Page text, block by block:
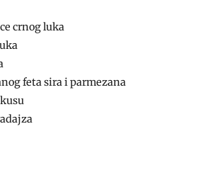
crnog luka
feta sira i parmezana